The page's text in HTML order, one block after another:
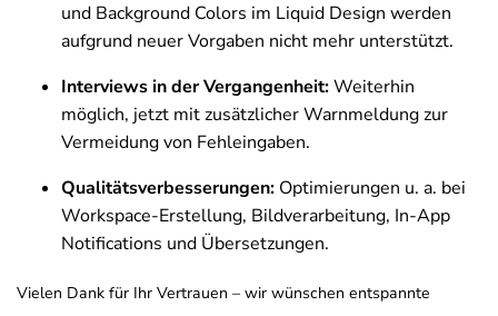
und Background Colors im Liquid Design werden
aufgrund neuer Vorgaben nicht mehr unterstützt.
Interviews in der Vergangenheit:Weiterhin
möglich, jetzt mit zusätzlicher Warnmeldung zur
Vermeidung von Fehleingaben.
Qualitätsverbesserungen: Optimierungen u. a. bei
Workspace-Erstellung, Bildverarbeitung, In-App
Notifications und Übersetzungen.
Vielen Dank für Ihr Vertrauen – wir wünschen entspannte